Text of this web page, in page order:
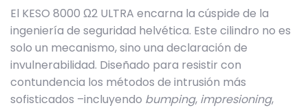
El KESO 8000 Ω2 ULTRA encarna la cúspide de la
ingeniería de seguridad helvética. Este cilindro no es
solo un mecanismo, sino una declaración de
invulnerabilidad. Diseñado para resistir con
contundencia los métodos de intrusión más
sofisticados –incluyendo bumping, impresioning,